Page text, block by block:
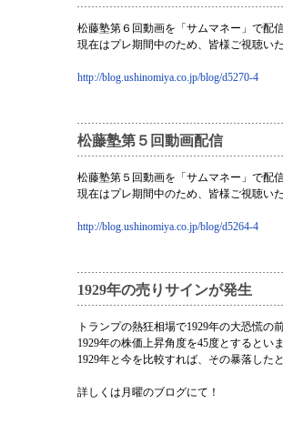
松藤塾第６回動画を「サムマネー」で配
現在はプレ期間中のため、皆様ご視聴いた
http://blog.ushinomiya.co.jp/blog/d5270-4
松藤塾第５回動画配信
松藤塾第５回動画を「サムマネー」で配
現在はプレ期間中のため、皆様ご視聴いた
http://blog.ushinomiya.co.jp/blog/d5264-4
1929年の売りサインが発生
トランプの熱狂相場で1929年の大恐慌の
1929年の株価上昇角度を45度とするとい
1929年と今を比較すれば、その暴落した
詳しくは月曜のブログにて！